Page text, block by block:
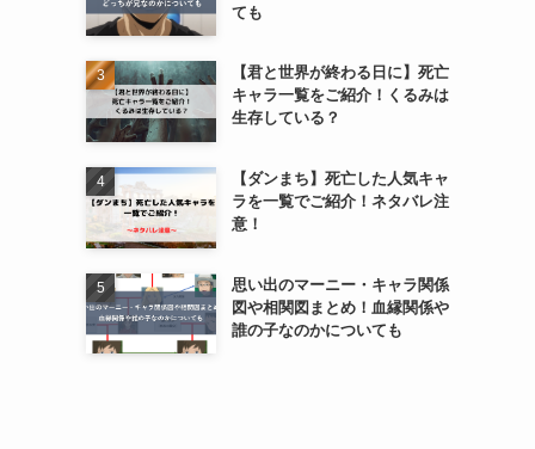
ても
【君と世界が終わる日に】死亡
キャラ一覧をご紹介！くるみは
生存している？
【ダンまち】死亡した人気キャ
ラを一覧でご紹介！ネタバレ注
意！
思い出のマーニー・キャラ関係
図や相関図まとめ！血縁関係や
誰の子なのかについても